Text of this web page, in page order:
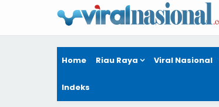
Home Riau Raya Viral Nasional
Indeks